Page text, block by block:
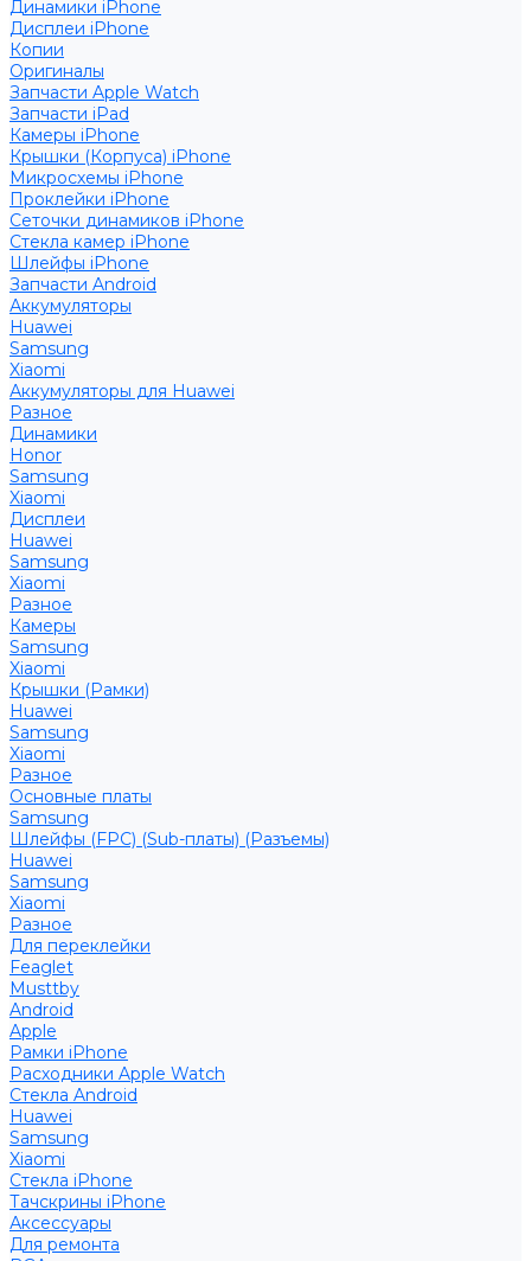
Динамики iPhone
Дисплеи iPhone
Копии
Оригиналы
Запчасти Apple Watch
Запчасти iPad
Камеры iPhone
Крышки (Корпуса) iPhone
Микросхемы iPhone
Проклейки iPhone
Сеточки динамиков iPhone
Стекла камер iPhone
Шлейфы iPhone
Запчасти Android
Аккумуляторы
Huawei
Samsung
Xiaomi
Аккумуляторы для Huawei
Разное
Динамики
Honor
Samsung
Xiaomi
Дисплеи
Huawei
Samsung
Xiaomi
Разное
Камеры
Samsung
Xiaomi
Крышки (Рамки)
Huawei
Samsung
Xiaomi
Разное
Основные платы
Samsung
Шлейфы (FPC) (Sub-платы) (Разъемы)
Huawei
Samsung
Xiaomi
Разное
Для переклейки
Feaglet
Musttby
Android
Apple
Рамки iPhone
Расходники Apple Watch
Стекла Android
Huawei
Samsung
Xiaomi
Стекла iPhone
Тачскрины iPhone
Аксессуары
Для ремонта